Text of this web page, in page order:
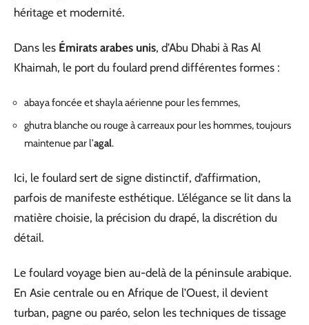
héritage et modernité.
Dans les Émirats arabes unis, d’Abu Dhabi à Ras Al
Khaimah, le port du foulard prend différentes formes :
abaya foncée et shayla aérienne pour les femmes,
ghutra blanche ou rouge à carreaux pour les hommes, toujours
maintenue par l’agal.
Ici, le foulard sert de signe distinctif, d’affirmation,
parfois de manifeste esthétique. L’élégance se lit dans la
matière choisie, la précision du drapé, la discrétion du
détail.
Le foulard voyage bien au-delà de la péninsule arabique.
En Asie centrale ou en Afrique de l’Ouest, il devient
turban, pagne ou paréo, selon les techniques de tissage